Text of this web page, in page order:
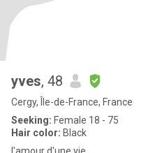
yves, 48
Cergy, Île-de-France, France
Seeking: Female 18 - 75
Hair color: Black